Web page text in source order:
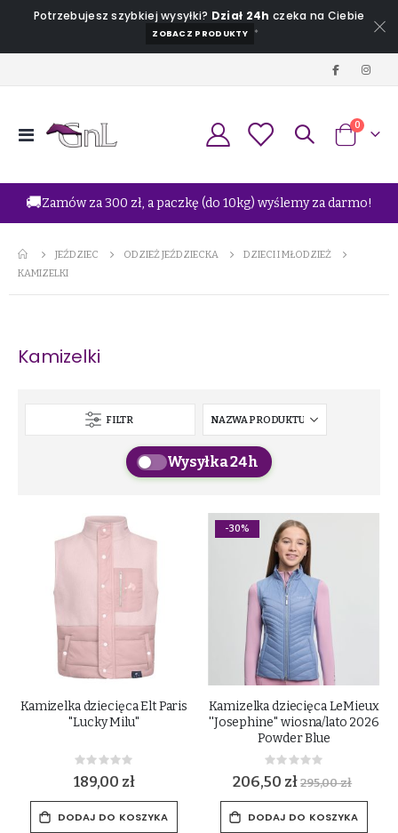
Potrzebujesz szybkiej wysyłki? Dział 24h czeka na Ciebie
ZOBACZ PRODUKTY *
Przełącznik
Koszyk
0
🚚Zamów za 300 zł, a paczkę (do 10kg) wyślemy za darmo!
JEŹDZIEC ODZIEŻ JEŹDZIECKA
DZIECI I MŁODZIEŻ
KAMIZELKI
Kamizelki
FILTR
Wysyłka 24h
Kamizelka dziecięca Elt Paris
"Lucky Milu"
Rating:
0%
189,00 zł
DODAJ DO KOSZYKA
-30%
Kamizelka dziecięca LeMieux
''Josephine'' wiosna/lato 2026
Powder Blue
Rating:
0%
206,50 zł295,00 zł
DODAJ DO KOSZYKA